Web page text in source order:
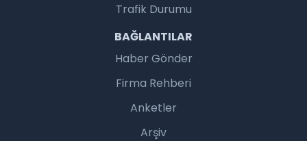
Trafik Durumu
BAĞLANTILAR
Haber Gönder
Firma Rehberi
Anketler
Arşiv